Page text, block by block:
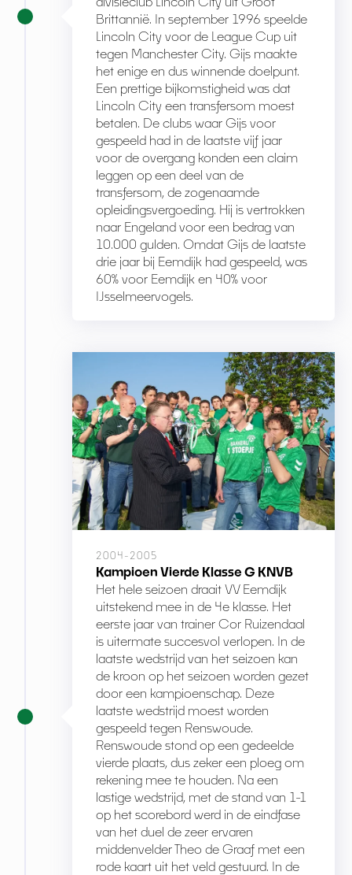
Brittannië. In september 1996 speelde
Lincoln City voor de League Cup uit
tegen Manchester City. Gijs maakte
het enige en dus winnende doelpunt.
Een prettige bijkomstigheid was dat
Lincoln City een transfersom moest
betalen. De clubs waar Gijs voor
gespeeld had in de laatste vijf jaar
voor de overgang konden een claim
leggen op een deel van de
transfersom, de zogenaamde
opleidingsvergoeding. Hij is vertrokken
naar Engeland voor een bedrag van
10.000 gulden. Omdat Gijs de laatste
drie jaar bij Eemdijk had gespeeld, was
60% voor Eemdijk en 40% voor
IJsselmeervogels.
2004-2005
Kampioen Vierde Klasse G KNVB
Het hele seizoen draait VV Eemdijk
uitstekend mee in de 4e klasse. Het
eerste jaar van trainer Cor Ruizendaal
is uitermate succesvol verlopen. In de
laatste wedstrijd van het seizoen kan
de kroon op het seizoen worden gezet
door een kampioenschap. Deze
laatste wedstrijd moest worden
gespeeld tegen Renswoude.
Renswoude stond op een gedeelde
vierde plaats, dus zeker een ploeg om
rekening mee te houden. Na een
lastige wedstrijd, met de stand van 1-1
op het scorebord werd in de eindfase
van het duel de zeer ervaren
middenvelder Theo de Graaf met een
rode kaart uit het veld gestuurd. In de